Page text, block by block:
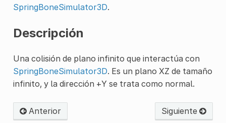
SpringBoneSimulator3D.
Descripción
Una colisión de plano infinito que interactúa con
SpringBoneSimulator3D. Es un plano XZ de tamaño
infinito, y la dirección +Y se trata como normal.
Anterior Siguiente